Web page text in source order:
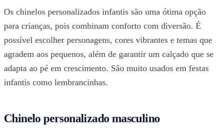
Os chinelos personalizados infantis são uma ótima opção
para crianças, pois combinam conforto com diversão. É
possível escolher personagens, cores vibrantes e temas que
agradem aos pequenos, além de garantir um calçado que se
adapta ao pé em crescimento. São muito usados em festas
infantis como lembrancinhas.
Chinelo personalizado masculino